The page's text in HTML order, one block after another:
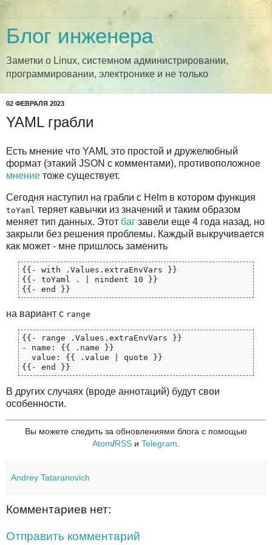
Блог инженера
Заметки о Linux, системном администрировании,
программировании, электронике и не только
02 ФЕВРАЛЯ 2023
YAML грабли
Есть мнение что YAML это простой и дружелюбный
формат (этакий JSON с комментами), противоположное
мнение тоже существует.
Сегодня наступил на грабли с Helm в котором функция
toYaml теряет кавычки из значений и таким образом
меняет тип данных. Этот баг завели еще 4 года назад, но
закрыли без решения проблемы. Каждый выкручивается
как может - мне пришлось заменить
{{- with .Values.extraEnvVars }}
{{- toYaml . | nindent 10 }}
на вариант с range
{{- range .Values.extraEnvVars }}
- name: {{ .name }}
В других случаях (вроде аннотаций) будут свои
особенности.
Вы можете следить за обновлениями блога с помощью
Atom/RSS и Telegram
Andrey Tataranovich
Комментариев нет:
Отправить комментарий